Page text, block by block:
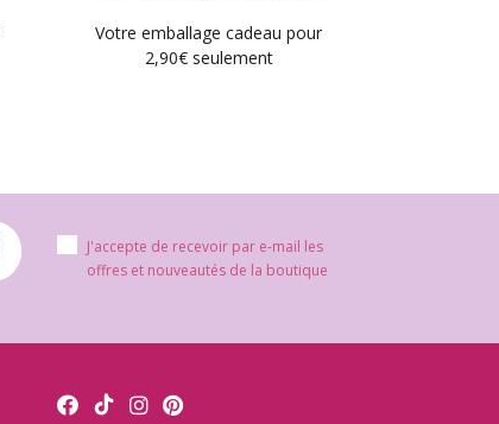
Votre emballage cadeau pour
2,90€ seulement
J'accepte de recevoir par e-mail les
offres et nouveautés de la boutique